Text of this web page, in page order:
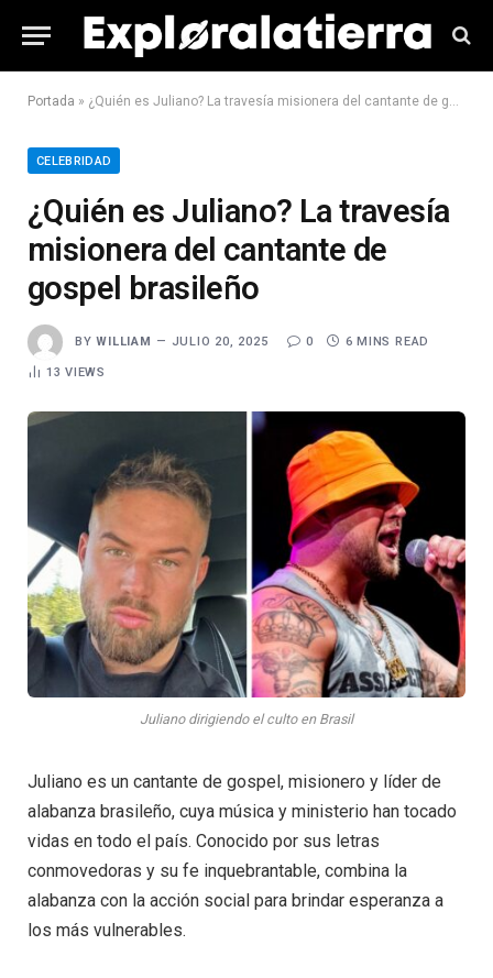
Portada » ¿Quién es Juliano? La travesía misionera del cantante de gospel brasileño
CELEBRIDAD
¿Quién es Juliano? La travesía
misionera del cantante de
gospel brasileño
BY WILLIAM JULIO 20, 2025 0 6 MINS READ
13VIEWS
Juliano dirigiendo el culto en Brasil
Juliano es un cantante de gospel, misionero y líder de
alabanza brasileño, cuya música y ministerio han tocado
vidas en todo el país. Conocido por sus letras
conmovedoras y su fe inquebrantable, combina la
alabanza con la acción social para brindar esperanza a
los más vulnerables.